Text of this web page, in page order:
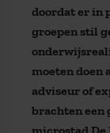
doordat er in
groepen stil
moeten doen
adviseur of
brachten een